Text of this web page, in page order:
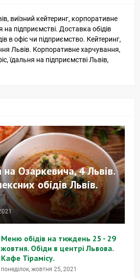
виїзний кейтеринг, корпоративне
підприємстві. Доставка обідів
в офіс чи підприємство. Кейтеринг,
Львів. Корпоративне харчування,
їдальня на підприємстві Львів,
на Озаркевича, 4 Львів.
обідів Львів.
Меню обідів на тиждень 25 - 29
жовтня. Обіди в центрі Львова.
Кафе Тірамісу.
понеділок, жовтня 25, 2021